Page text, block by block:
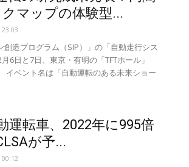
マップの体験型...
造プログラム（SIP）」の「自動走行シス
6日と7日、東京・有明の「TFTホール」
イベント名は「自動運転のある未来ショー
運転車、2022年に995倍
が予...